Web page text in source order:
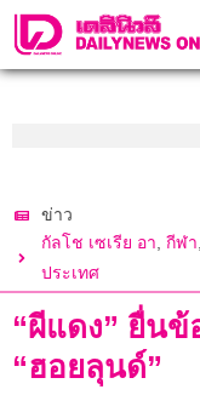
ข่าว
กัลโช เซเรีย อา, กีฬา,
ประเทศ
“ผีแดง” ยื่นข้
“ฮอยลุนด์”